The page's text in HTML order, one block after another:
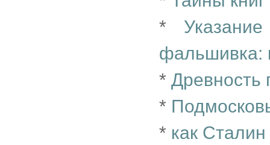
*
фальшивка:
* Древность
*
* как